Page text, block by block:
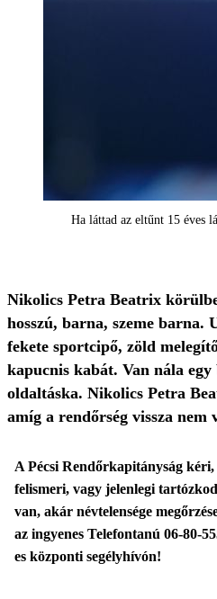
Ha láttad az eltűnt 15 éves
Nikolics Petra Beatrix
hosszú, barna, szeme barna.
fekete sportcipő, zöld
kapucnis kabát. Van nála egy
oldaltáska. Nikolics Petra
amíg a rendőrség vissza nem
A Pécsi Rendőrkapitányság
felismeri, vagy jelenlegi
van, akár névtelensége
az ingyenes Telefontanú 06-80-
es központi segélyhívón!